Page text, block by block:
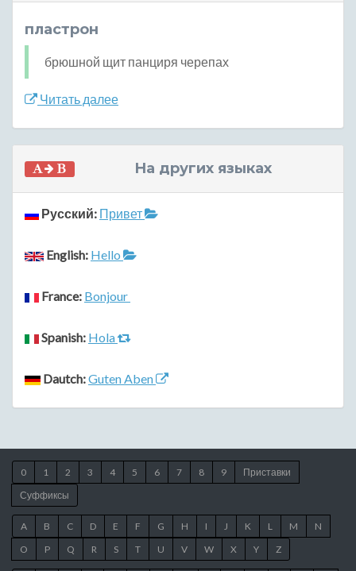
пластрон
брюшной щит панциря черепах
Читать далее
На других языках
Русский: Привет
English: Hello
France: Bonjour
Spanish: Hola
Dautch:Guten Aben
0 1 2 3 4 5 6 7 8 9
Приставки
Суффиксы
A B C D E F G H I J K L M
N
O
P Q R S T U V W X Y Z